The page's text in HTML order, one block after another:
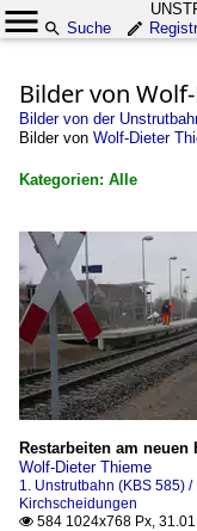
Suche
Bilder von
Bilder von der
Bilder von Wolf-Dieter
Kategorien: Alle
Alle Kategorien
1. Unstrutbahn
Bahnhöfe und
07.
Brücken
Restarbeiten am
Wolf-Dieter Thieme
1. Unstrutbahn (KBS 585)
Kirchscheidungen
 584 1024x768 Px,